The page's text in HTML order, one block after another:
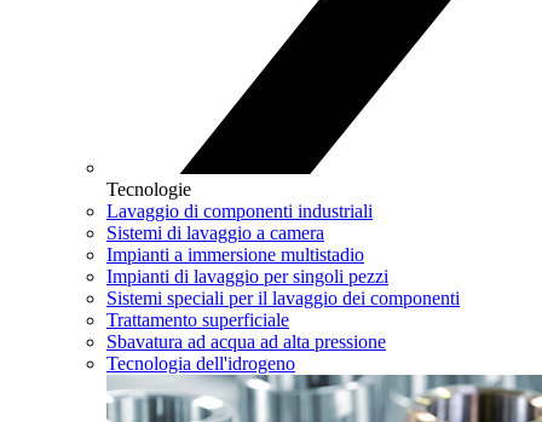
Tecnologie
Lavaggio di componenti industriali
Sistemi di lavaggio a camera
Impianti a immersione multistadio
Impianti di lavaggio per singoli pezzi
Sistemi speciali per il lavaggio dei componenti
Trattamento superficiale
Sbavatura ad acqua ad alta pressione
Tecnologia dell'idrogeno